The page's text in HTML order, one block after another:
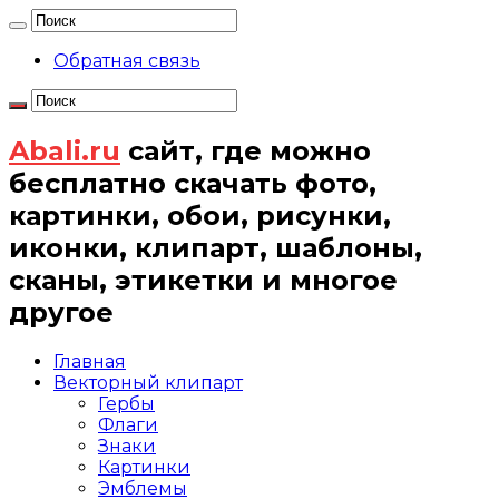
Обратная связь
Abali.ru сайт, где можно
бесплатно скачать фото,
картинки, обои, рисунки,
иконки, клипарт, шаблоны,
сканы, этикетки и многое
другое
Главная
Векторный клипарт
Гербы
Флаги
Знаки
Картинки
Эмблемы